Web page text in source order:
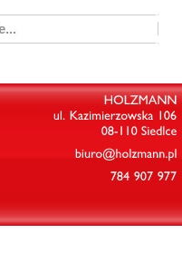
HOLZMANN
Kazimierzowska 106
biuro@holzmann.pl